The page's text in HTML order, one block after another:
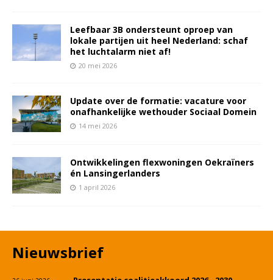
Leefbaar 3B ondersteunt oproep van
lokale partijen uit heel Nederland: schaf
het luchtalarm niet af!
20 mei 2026
Update over de formatie: vacature voor
onafhankelijke wethouder Sociaal Domein
14 mei 2026
Ontwikkelingen flexwoningen Oekraïners
én Lansingerlanders
1 april 2026
Nieuwsbrief